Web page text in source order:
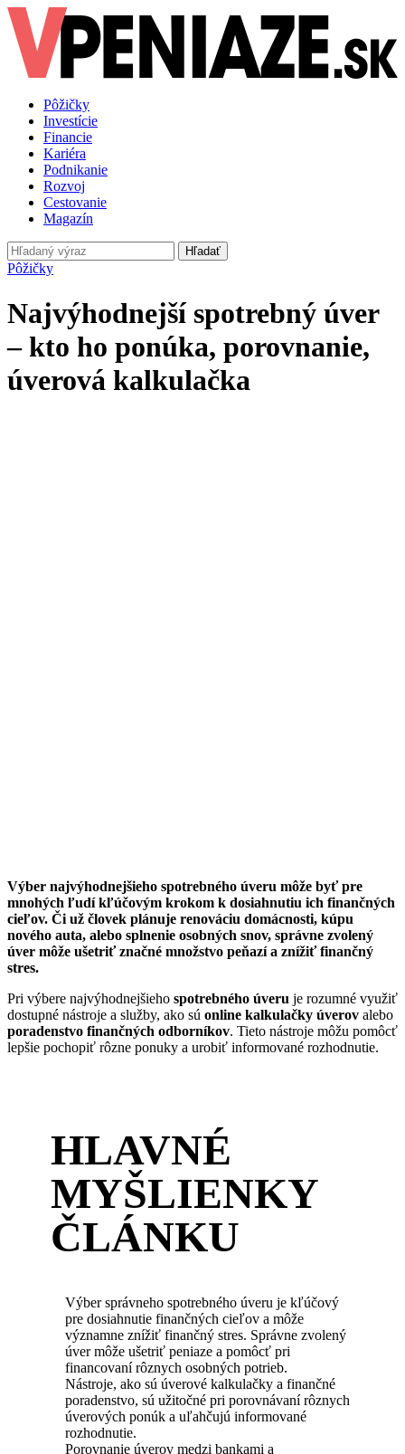
Pôžičky
Investície
Financie
Kariéra
Podnikanie
Rozvoj
Cestovanie
Magazín
Hľadať
Pôžičky
Najvýhodnejší spotrebný úver
– kto ho ponúka, porovnanie,
úverová kalkulačka
Výber najvýhodnejšieho spotrebného úveru môže byť pre
mnohých ľudí kľúčovým krokom k dosiahnutiu ich finančných
cieľov. Či už človek plánuje renováciu domácnosti, kúpu
nového auta, alebo splnenie osobných snov, správne zvolený
úver môže ušetriť značné množstvo peňazí a znížiť finančný
stres.
Pri výbere najvýhodnejšieho spotrebného úveru je rozumné využiť
dostupné nástroje a služby, ako sú online kalkulačky úverov alebo
poradenstvo finančných odborníkov. Tieto nástroje môžu pomôcť
lepšie pochopiť rôzne ponuky a urobiť informované rozhodnutie.
HLAVNÉ
MYŠLIENKY
ČLÁNKU
Výber správneho spotrebného úveru je kľúčový
pre dosiahnutie finančných cieľov a môže
významne znížiť finančný stres. Správne zvolený
úver môže ušetriť peniaze a pomôcť pri
financovaní rôznych osobných potrieb.
Nástroje, ako sú úverové kalkulačky a finančné
poradenstvo, sú užitočné pri porovnávaní rôznych
úverových ponúk a uľahčujú informované
rozhodnutie.
Porovnanie úverov medzi bankami a